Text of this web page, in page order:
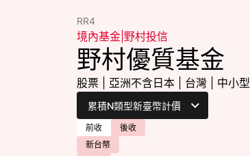
RR4
境內基金 野村投信
野村優質基金
股票 亞洲不含日本 台灣 中小型
前收
後收
新台幣